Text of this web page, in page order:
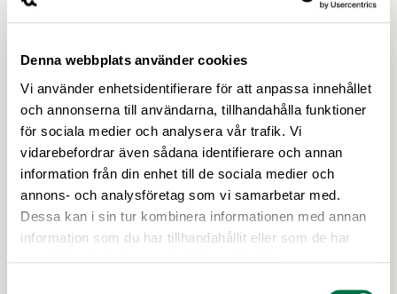
Denna webbplats använder cookies
Vi använder enhetsidentifierare för att anpassa innehållet
och annonserna till användarna, tillhandahålla funktioner
för sociala medier och analysera vår trafik. Vi
vidarebefordrar även sådana identifierare och annan
information från din enhet till de sociala medier och
annons- och analysföretag som vi samarbetar med.
Dessa kan i sin tur kombinera informationen med annan
information som du har tillhandahållit eller som de har
”En tugga i taget 2.0” lyfter svenska
beredskap – Livsmedelsföretagen
Vi lever i oroliga tider med allvarliga hot mot vår
trygghet. Men en av våra starkaste tillgångar finns
närmare än många tror – i svensk mat och dryck.
För att lyfta betydelsen av en robust svensk
livsmedelsproduktion och få fler att välja svensk
mat har Livsmedelsföretagen uppdaterat fjolårets
kampanj ”En tugga i taget” med nya …